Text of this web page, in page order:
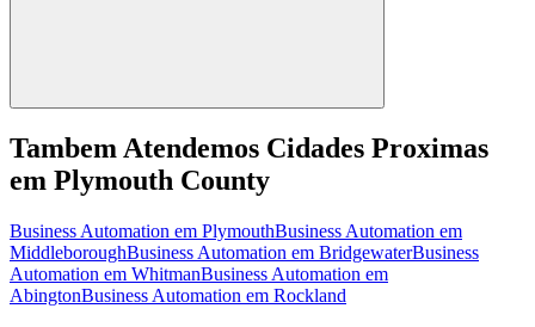
Tambem Atendemos Cidades Proximas
em Plymouth County
Business Automation em PlymouthBusiness Automation em
MiddleboroughBusiness Automation em BridgewaterBusiness
Automation em WhitmanBusiness Automation em
AbingtonBusiness Automation em Rockland